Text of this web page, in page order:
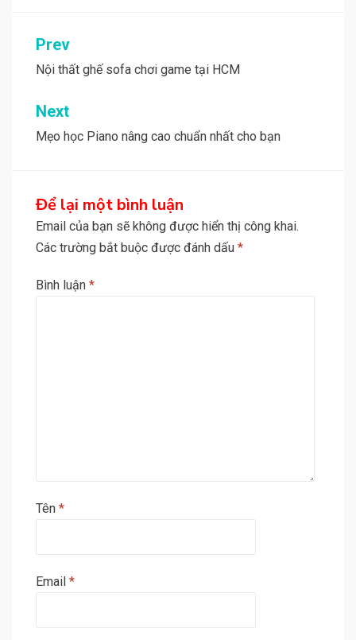
Điều
hướng
bài
viết
Prev
Nội thất ghế sofa chơi game tại HCM
Next
Mẹo học Piano nâng cao chuẩn nhất cho bạn
Để lại một bình luận
Email của bạn sẽ không được hiển thị công khai.
Các trường bắt buộc được đánh dấu *
Bình luận *
Tên *
Email *